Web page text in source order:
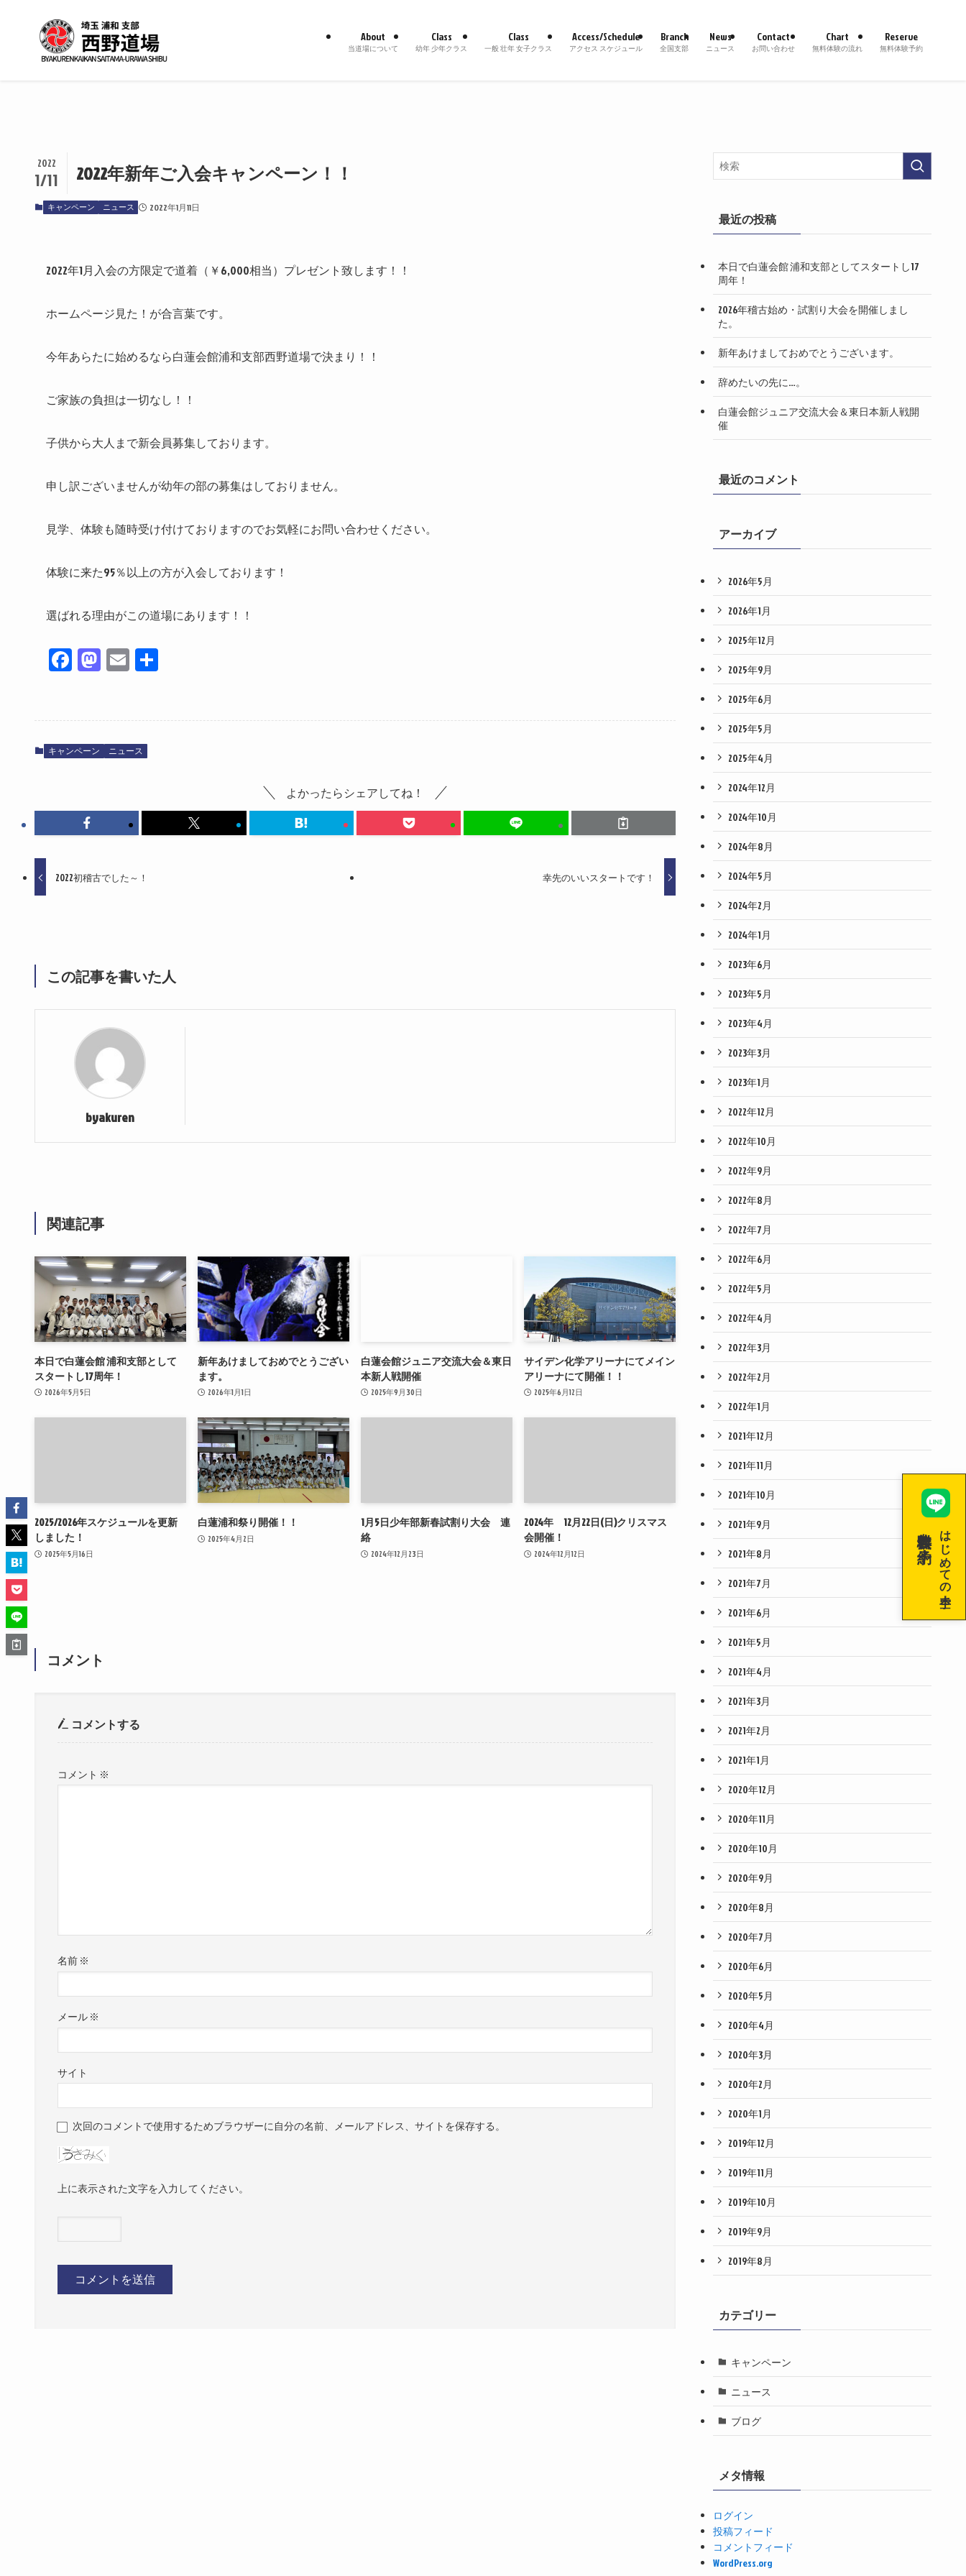
About
当道場について
Class
幼年 少年クラス
Class
一般 壮年 女子クラス
Access/Schedule
アクセス スケジュール
Branch
全国支部
News
ニュース
Contact
お問い合わせ
Chart
無料体験の流れ
Reserve
無料体験予約
2022年新年ご入会キャンペーン！！
2022
1/11
キャンペーン ニュース 2022年1月11日
2022年1月入会の方限定で道着（￥6,000相当）プレゼント致します！！
ホームページ見た！が合言葉です。
今年あらたに始めるなら白蓮会館浦和支部西野道場で決まり！！
ご家族の負担は一切なし！！
子供から大人まで新会員募集しております。
申し訳ございませんが幼年の部の募集はしておりません。
見学、体験も随時受け付けておりますのでお気軽にお問い合わせください。
体験に来た95％以上の方が入会しております！
選ばれる理由がこの道場にあります！！
Fa
ce
ok
M
as
do
n
E
m
キャンペーン ニュース
よかったらシェアしてね！
2022初稽古でした～！ 幸先のいいスタートです！
この記事を書いた人
byakuren
関連記事
本日で白蓮会館 浦和支部として
スタートし17周年！
2026年5月5日
新年あけましておめでとうござい
ます。
2026年1月1日
白蓮会館ジュニア交流大会＆東日
本新人戦開催
2025年9月30日
サイデン化学アリーナにてメイン
アリーナにて開催！！
2025年6月12日
2025/2026年スケジュールを更新
しました！
2025年5月16日
白蓮浦和祭り開催！！
2025年4月2日
1月5日少年部新春試割り大会 連
絡
2024年12月23日
2024年 12月22日(日)クリスマス
会開催！
2024年12月12日
コメント
コメントする
コメント ※
名前※
メール※
サイト
次回のコメントで使用するためブラウザーに自分の名前、メールアドレス、サイトを保存する。
上に表示された文字を入力してください。
最近の投稿
本日で白蓮会館 浦和支部としてスタートし17
周年！
2026年稽古始め・試割り大会を開催しまし
た。
新年あけましておめでとうございます。
辞めたいの先に…。
白蓮会館ジュニア交流大会＆東日本新人戦開
催
最近のコメント
アーカイブ
2026年5月
2026年1月
2025年12月
2025年9月
2025年6月
2025年5月
2025年4月
2024年12月
2024年10月
2024年8月
2024年5月
2024年2月
2024年1月
2023年6月
2023年5月
2023年4月
2023年3月
2023年1月
2022年12月
2022年10月
2022年9月
2022年8月
2022年7月
2022年6月
2022年5月
2022年4月
2022年3月
2022年2月
2022年1月
2021年12月
2021年11月
2021年10月
2021年9月
2021年8月
2021年7月
2021年6月
2021年5月
2021年4月
2021年3月
2021年2月
2021年1月
2020年12月
2020年11月
2020年10月
2020年9月
2020年8月
2020年7月
2020年6月
2020年5月
2020年4月
2020年3月
2020年2月
2020年1月
2019年12月
2019年11月
2019年10月
2019年9月
2019年8月
カテゴリー
キャンペーン
ニュース
ブログ
メタ情報
ログイン
投稿フィード
コメントフィード
WordPress.org
はじめての空手！
無料体験を予約！